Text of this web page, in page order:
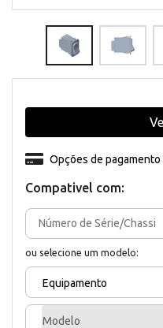
Compativel com:
ou selecione um modelo:
Equipamento
Modelo
Opções de pagamento